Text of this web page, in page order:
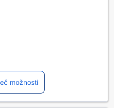
možnosti